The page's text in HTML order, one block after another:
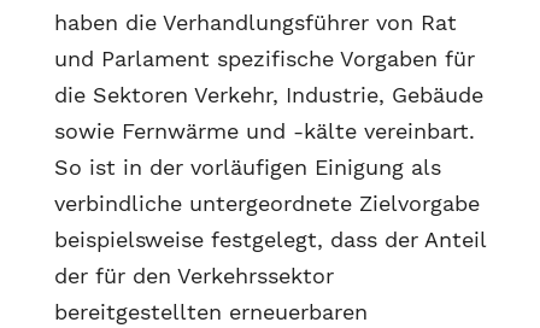
haben die Verhandlungsführer von Rat
und Parlament spezifische Vorgaben für
die Sektoren Verkehr, Industrie, Gebäude
sowie Fernwärme und -kälte vereinbart.
So ist in der vorläufigen Einigung als
verbindliche untergeordnete Zielvorgabe
beispielsweise festgelegt, dass der Anteil
der für den Verkehrssektor
bereitgestellten erneuerbaren